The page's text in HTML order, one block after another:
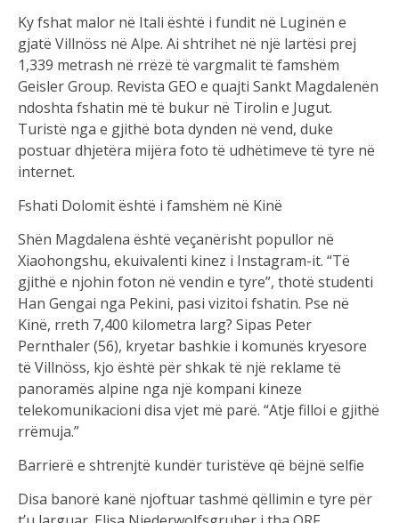
Ky fshat malor në Itali është i fundit në Luginën e
gjatë Villnöss në Alpe. Ai shtrihet në një lartësi prej
1,339 metrash në rrëzë të vargmalit të famshëm
Geisler Group. Revista GEO e quajti Sankt Magdalenën
ndoshta fshatin më të bukur në Tirolin e Jugut.
Turistë nga e gjithë bota dynden në vend, duke
postuar dhjetëra mijëra foto të udhëtimeve të tyre në
internet.
Fshati Dolomit është i famshëm në Kinë
Shën Magdalena është veçanërisht popullor në
Xiaohongshu, ekuivalenti kinez i Instagram-it. “Të
gjithë e njohin foton në vendin e tyre”, thotë studenti
Han Gengai nga Pekini, pasi vizitoi fshatin. Pse në
Kinë, rreth 7,400 kilometra larg? Sipas Peter
Pernthaler (56), kryetar bashkie i komunës kryesore
të Villnöss, kjo është për shkak të një reklame të
panoramës alpine nga një kompani kineze
telekomunikacioni disa vjet më parë. “Atje filloi e gjithë
rrëmuja.”
Barrierë e shtrenjtë kundër turistëve që bëjnë selfie
Disa banorë kanë njoftuar tashmë qëllimin e tyre për